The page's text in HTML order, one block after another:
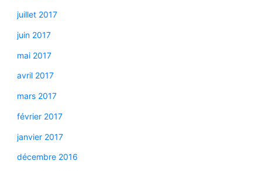
juillet 2017
juin 2017
mai 2017
avril 2017
mars 2017
février 2017
janvier 2017
décembre 2016